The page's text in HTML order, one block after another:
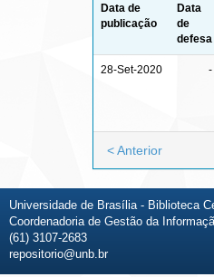
Data de
publicação
Data
de
defesa
28-Set-2020 -
< Anterior
Universidade de Brasília - Biblioteca
Coordenadoria de Gestão da
(61) 3107-2683
repositorio@unb.br